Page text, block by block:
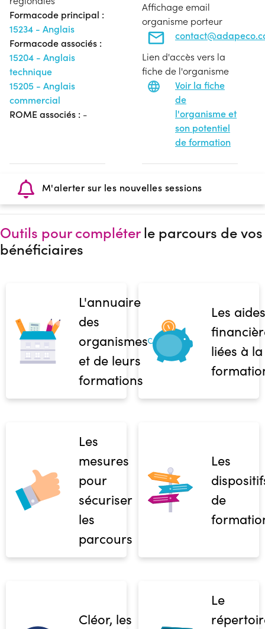
Formacode principal :
15234 - Anglais
Formacode associés :
15204 - Anglais
technique
15205 - Anglais
commercial
ROME associés : -
Affichage email
organisme porteur
Lien d'accès vers la
fiche de l'organisme
Voir la fiche
de
l'organisme et
son potentiel
de formation
M'alerter sur les nouvelles sessions
Outils pour compléterle parcours de vos
bénéficiaires
L'annuaire
des
organismes
et de leurs
formations
Les aides
liées à la
Les
mesures
pour
sécuriser
les
parcours
Les
de
Cléor, les
Le